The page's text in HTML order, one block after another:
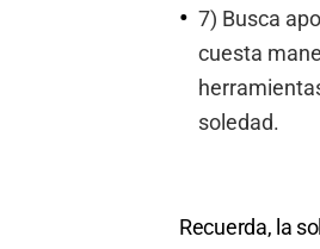
7) Busca
cuesta
soledad.
Recuerda, la